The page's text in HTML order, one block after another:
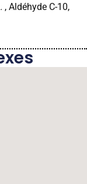
Aldéhyde C-10,